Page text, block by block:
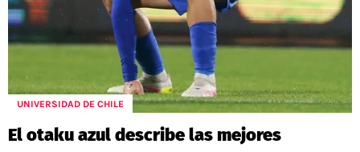
UNIVERSIDAD DE CHILE
El otaku azul describe las mejores